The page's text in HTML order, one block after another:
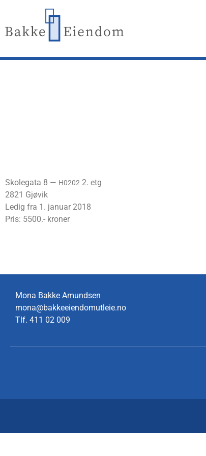
Skole­gata 8 — H0202 2. etg
2821 Gjøvik
Ledig fra 1. janu­ar 2018
Pris: 5500.- kroner
Mona Bakke Amundsen
mona@bakkeeiendomutleie.no
Tlf. 411 02 009